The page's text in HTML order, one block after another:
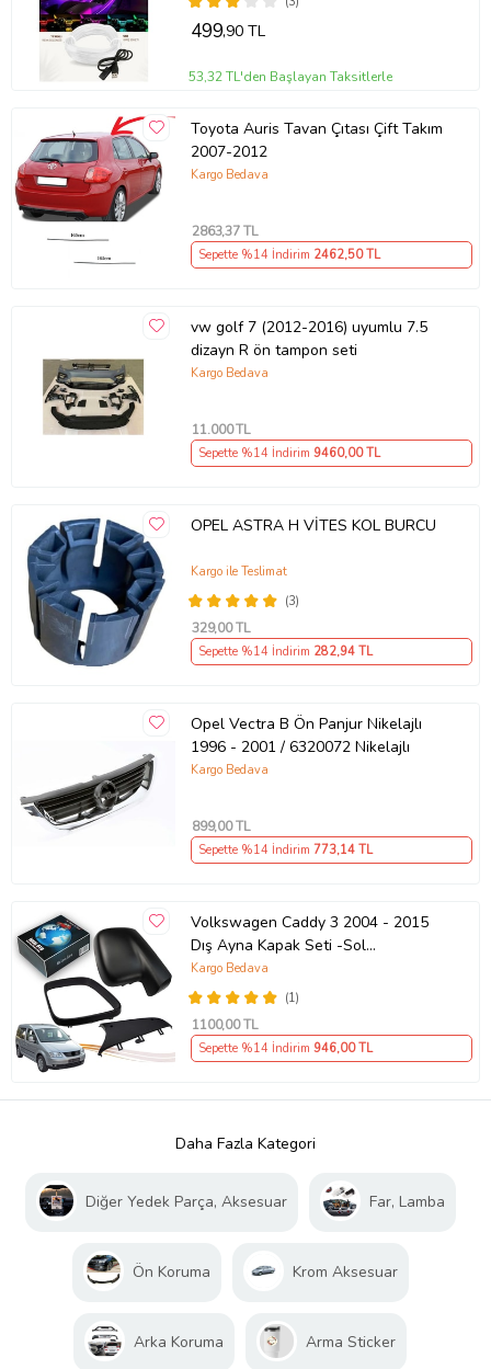
499,90 TL
53,32 TL'den Başlayan Taksitlerle
Toyota Auris Tavan Çıtası Çift Takım
2007-2012
Kargo Bedava
2863,37 TL
Sepette %14 İndirim 2462,50 TL
vw golf 7 (2012-2016) uyumlu 7.5
dizayn R ön tampon seti
Kargo Bedava
11.000TL
Sepette %14 İndirim 9460,00 TL
OPEL ASTRA H VİTES KOL BURCU
(3)
Kargo ile Teslimat
329,00 TL
Sepette %14 İndirim 282,94 TL
Opel Vectra B Ön Panjur Nikelajlı
1996 - 2001 / 6320072 Nikelajlı
Kargo Bedava
899,00 TL
Sepette %14 İndirim 773,14 TL
Volkswagen Caddy 3 2004 - 2015
Dış Ayna Kapak Seti -Sol
7E18575289 B9
(1)
Kargo Bedava
1100,00 TL
Sepette %14 İndirim 946,00 TL
Daha Fazla Kategori
Diğer Yedek Parça, Aksesuar Far, Lamba
Ön Koruma Krom Aksesuar
Arka Koruma Arma Sticker